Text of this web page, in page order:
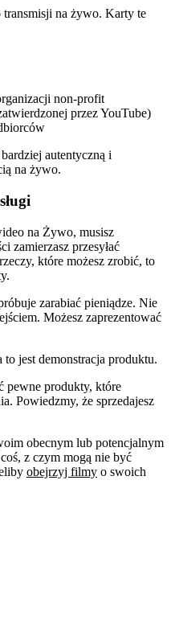
transmisji na żywo. Karty te
non-profit
przez YouTube)
autentyczną i
na żywo.
na Żywo, musisz
zamierzasz przesyłać
które możesz zrobić, to
zarabiać pieniądze. Nie
Możesz zaprezentować
jest demonstracja produktu.
pewne produkty, które
Powiedzmy, że sprzedajesz
obecnym lub potencjalnym
z czym mogą nie być
obejrzyj filmy o swoich